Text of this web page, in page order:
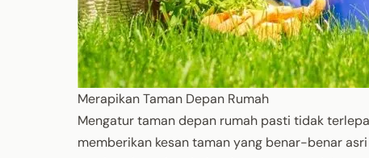
Merapikan Taman Depan Rumah
Mengatur taman depan rumah pasti tidak
memberikan kesan taman yang benar-benar